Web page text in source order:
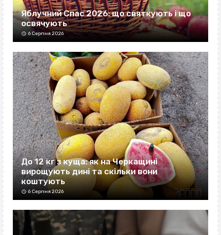
Яблучний Спас 2026: що святкують і що
освячують
6 Серпня 2026
До 12 кг з куща: як на Черкащині
вирощують дині та скільки вони
коштують
6 Серпня 2026